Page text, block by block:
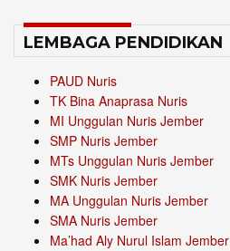
LEMBAGA PENDIDIKAN
PAUD Nuris
TK Bina Anaprasa Nuris
MI Unggulan Nuris Jember
SMP Nuris Jember
MTs Unggulan Nuris Jember
SMK Nuris Jember
MA Unggulan Nuris Jember
SMA Nuris Jember
Ma’had Aly Nurul Islam Jember